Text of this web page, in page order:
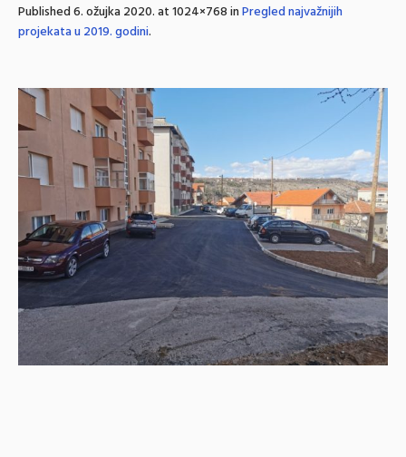
Published6. ožujka 2020.at 1024×768 inPregled najvažnijih
projekata u 2019. godini.